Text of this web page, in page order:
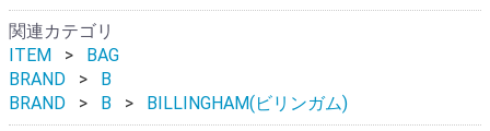
関連カテゴリ
ITEM
BAG
BRAND
B
BRAND
B BILLINGHAM(ビリンガム)